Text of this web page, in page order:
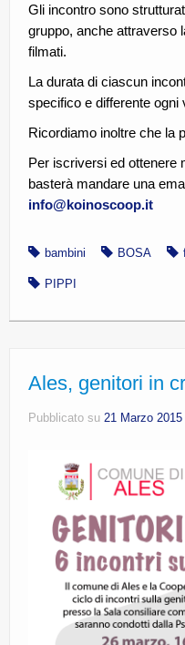
Gli incontro sono
gruppo, anche attraverso
filmati.
La durata di ciascun
specifico e differente ogni
Ricordiamo inoltre che la
Per iscriversi ed ottenere
basterà mandare una
info@koinoscoop.it
bambini BOSA
PIPPI
Ales, genitori in
Pubblicato su 21 Marzo 2015